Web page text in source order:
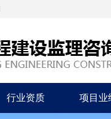
行业资质 项目业